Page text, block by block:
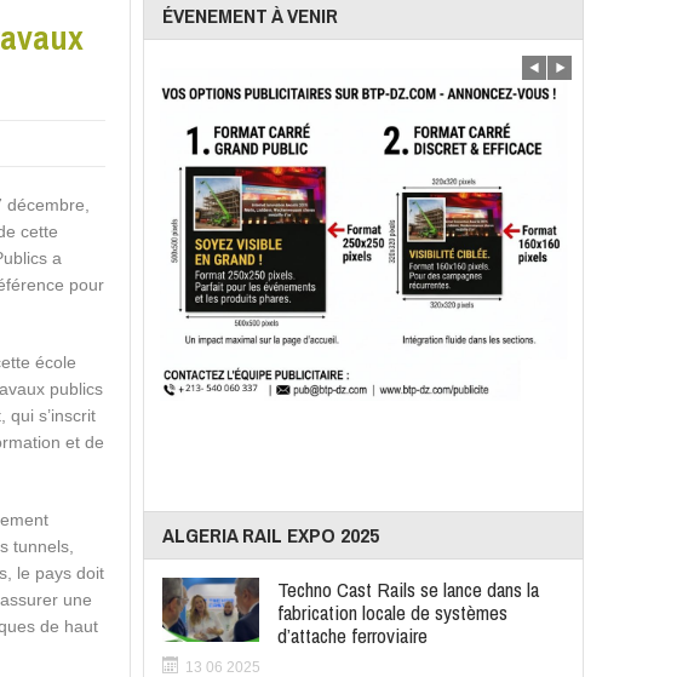
cette
a
pour
école
publics
s’inscrit
et de
tunnels,
le pays doit
une
de haut
ÉVENEMENT À VENIR
ALGERIA RAIL EXPO 2025
Techno Cast Rails se lance dans la
fabrication locale de systèmes
d’attache ferroviaire
13 06 2025